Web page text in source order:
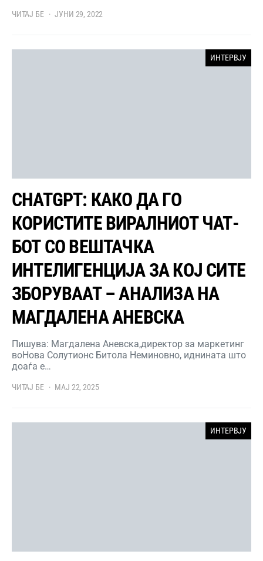
ЧИТАЈ БЕ ЈУНИ 29, 2022
ИНТЕРВЈУ
CHATGPT: КАКО ДА ГО
КОРИСТИТЕ ВИРАЛНИОТ ЧАТ-
БОТ СО ВЕШТАЧКА
ИНТЕЛИГЕНЦИЈА ЗА КОЈ СИТЕ
ЗБОРУВААТ – АНАЛИЗА НА
МАГДАЛЕНА АНЕВСКА
Пишува: Магдалена Аневска,директор за маркетинг
воНова Солутионс Битола Неминовно, иднината што
доаѓа е…
ЧИТАЈ БЕ МАЈ 22, 2025
ИНТЕРВЈУ